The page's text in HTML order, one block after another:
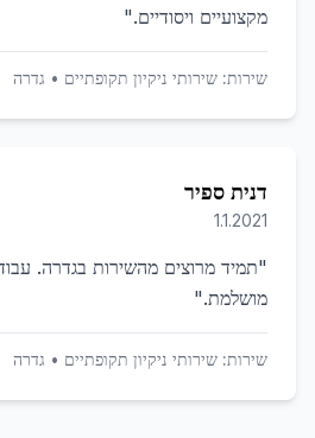
מקצועיים ויסודיים."
שירות: שירותי ניקיון תקופתיים • גדרה
דנית ספיר
1.1.2021
"תמיד מרוצים מהשירות בגדרה.
מושלמת."
שירות: שירותי ניקיון תקופתיים • גדרה